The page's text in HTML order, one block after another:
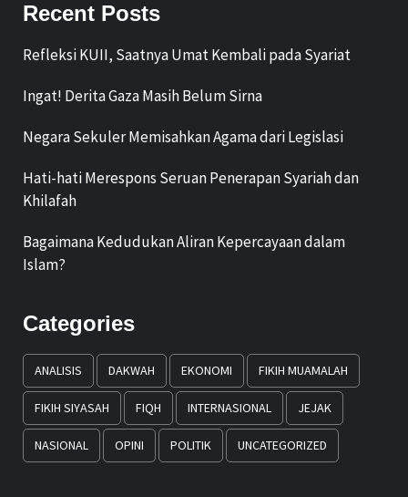
Recent Posts
Refleksi KUII, Saatnya Umat Kembali pada Syariat
Ingat! Derita Gaza Masih Belum Sirna
Negara Sekuler Memisahkan Agama dari Legislasi
Hati-hati Merespons Seruan Penerapan Syariah dan
Khilafah
Bagaimana Kedudukan Aliran Kepercayaan dalam
Islam?
Categories
ANALISIS DAKWAH EKONOMI FIKIH MUAMALAH
FIKIH SIYASAH FIQH INTERNASIONAL JEJAK
NASIONAL OPINI POLITIK UNCATEGORIZED